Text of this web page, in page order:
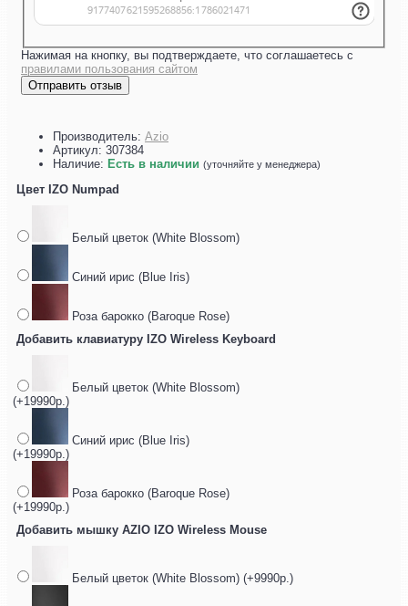
Нажимая на кнопку, вы подтверждаете, что соглашаетесь с
правилами пользования сайтом
Отправить отзыв
Производитель: Azio
Артикул: 307384
Наличие: Есть в наличии (уточняйте у менеджера)
Цвет IZO Numpad
Белый цветок (White Blossom)
Синий ирис (Blue Iris)
Роза барокко (Baroque Rose)
Добавить клавиатуру IZO Wireless Keyboard
Белый цветок (White Blossom)
(+19990р.)
Синий ирис (Blue Iris)
(+19990р.)
Роза барокко (Baroque Rose)
(+19990р.)
Добавить мышку AZIO IZO Wireless Mouse
Белый цветок (White Blossom) (+9990р.)